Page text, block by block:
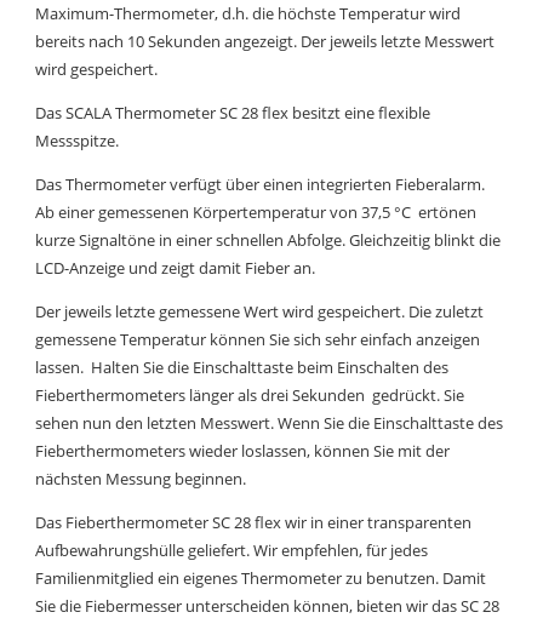
Maximum-Thermometer, d.h. die höchste Temperatur wird
bereits nach 10 Sekunden angezeigt. Der jeweils letzte Messwert
wird gespeichert.
Das SCALA Thermometer SC 28 flex besitzt eine flexible
Messspitze.
Das Thermometer verfügt über einen integrierten Fieberalarm.
Ab einer gemessenen Körpertemperatur von 37,5 °C ertönen
kurze Signaltöne in einer schnellen Abfolge. Gleichzeitig blinkt die
LCD-Anzeige und zeigt damit Fieber an.
Der jeweils letzte gemessene Wert wird gespeichert. Die zuletzt
gemessene Temperatur können Sie sich sehr einfach anzeigen
lassen. Halten Sie die Einschalttaste beim Einschalten des
Fieberthermometers länger als drei Sekunden gedrückt. Sie
sehen nun den letzten Messwert. Wenn Sie die Einschalttaste des
Fieberthermometers wieder loslassen, können Sie mit der
nächsten Messung beginnen.
Das Fieberthermometer SC 28 flex wir in einer transparenten
Aufbewahrungshülle geliefert. Wir empfehlen, für jedes
Familienmitglied ein eigenes Thermometer zu benutzen. Damit
Sie die Fiebermesser unterscheiden können, bieten wir das SC 28